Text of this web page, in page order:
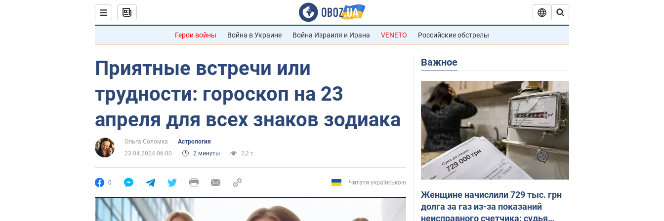
Герои войны Война в Украине Война Израиля и Ирана VENETO Российские обстрелы
Приятные встречи или
трудности: гороскоп на 23
апреля для всех знаков зодиака
Ольга Соломка
Астрология
23.04.2024 06:00
2 минуты 2,2 т.
0 Читати українською
Важное
Женщине начислили 729 тыс. грн
долга за газ из-за показаний
неисправного счетчика: судья